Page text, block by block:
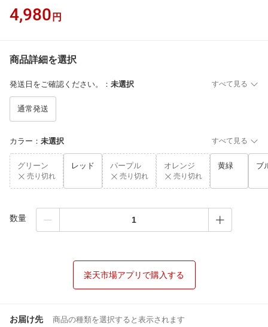
4,980 円
商品詳細を選択
発送日をご確認ください。 ： 未選択 すべて見る
通常発送
カラー ： 未選択 すべて見る
グリーン
売り切れ
レッド パープル
売り切れ
オレンジ
売り切れ
黄緑 ブ
数量
楽天市場アプリで購入する
お届け先 商品の種類を選択すると表示されます